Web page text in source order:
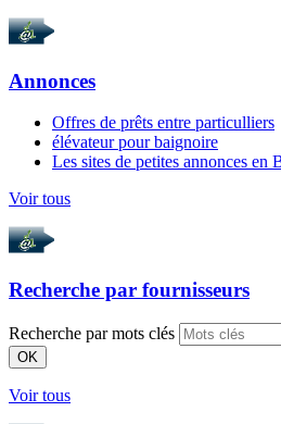
Annonces
Offres de prêts entre particulliers
élévateur pour baignoire
Les sites de petites annonces en
Voir tous
Recherche par fournisseurs
Recherche par mots clés
OK
Voir tous